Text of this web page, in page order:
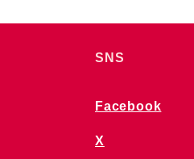
SNS
Facebook
X